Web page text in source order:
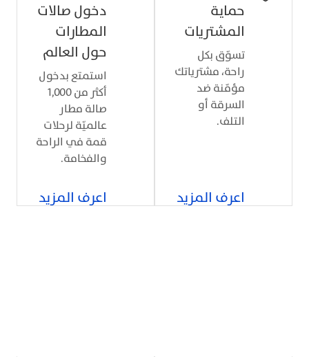
حماية
المشتريات
تسوّق بكل
راحة، مشترياتك
مؤمّنة ضد
السرقة أو
التلف.
اعرف المزيد
دخول صالات
المطارات
حول العالم
استمتع بدخول
أكثر من 1,000
صالة مطار
عالميّة لرحلات
قمة في الراحة
والفخامة.
اعرف المزيد